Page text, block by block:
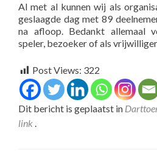
Al met al kunnen wij als
geslaagde dag met 89
na afloop. Bedankt allemaal
speler, bezoeker of als
Post Views: 322
Dit bericht is geplaatst in
link .